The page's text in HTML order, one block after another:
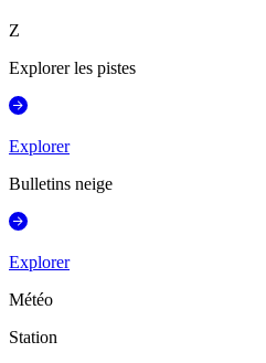
Z
Explorer les pistes
Explorer
Bulletins neige
Explorer
Météo
Station